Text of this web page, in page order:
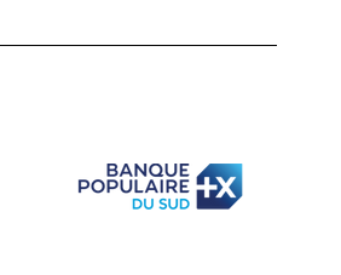
au défi de la